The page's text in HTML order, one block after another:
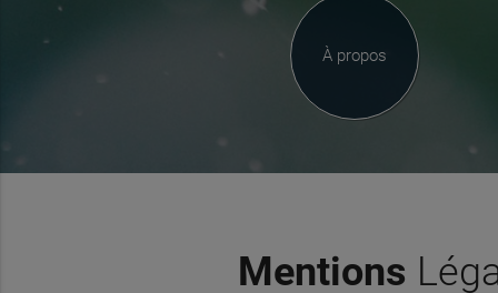
À propos
Mentions